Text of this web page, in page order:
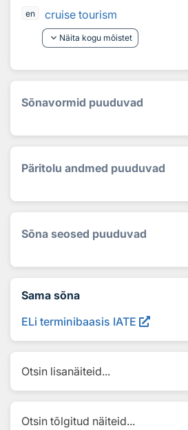
en
cruise tourism
keyboard_arrow_down Näita kogu mõistet
Sõnavormid puuduvad
Päritolu andmed puuduvad
Sõna seosed puuduvad
Sama sõna
ELi terminibaasis IATE
Otsin lisanäiteid...
Otsin tõlgitud näiteid...